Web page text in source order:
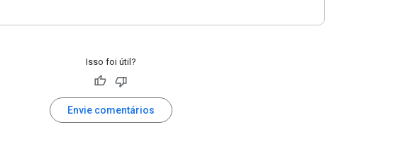
Isso foi útil?
Envie comentários